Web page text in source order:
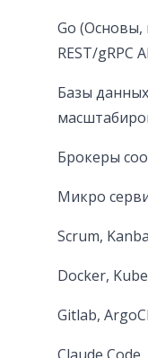
Go (Основы,
REST/gRPC
Базы
Брокеры
Микро
Scrum,
Docker,
Gitlab,